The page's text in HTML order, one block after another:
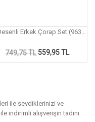
5'li Desenli Erkek Çorap Set (963P)
749,75 TL 559,95 TL
ile sevdiklerinizi ve
indirimli alışverişin tadını